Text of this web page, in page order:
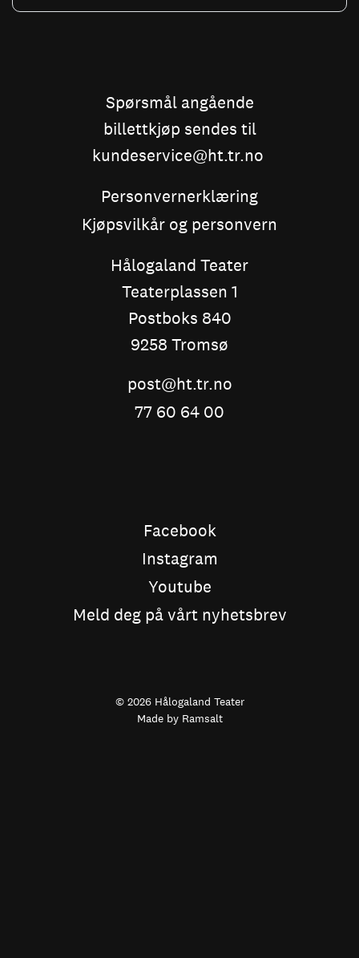
Spørsmål angående
billettkjøp sendes til
kundeservice@ht.tr.no
Personvernerklæring
Kjøpsvilkår og personvern
Hålogaland Teater
Teaterplassen 1
Postboks 840
9258 Tromsø
post@ht.tr.no
77 60 64 00
Facebook
Instagram
Youtube
Meld deg på vårt nyhetsbrev
© 2026 Hålogaland Teater
Made by Ramsalt